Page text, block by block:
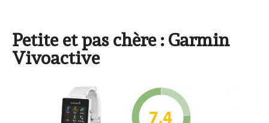
Petite et pas chère : Garmin
Vivoactive